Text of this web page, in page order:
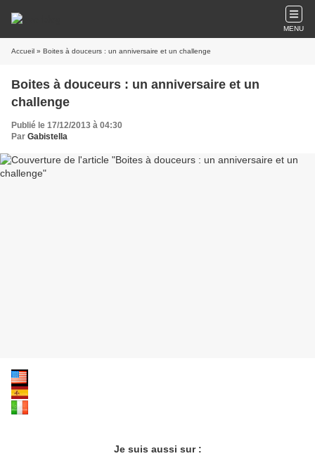
MENU
Accueil » Boites à douceurs : un anniversaire et un challenge
Boites à douceurs : un anniversaire et un
challenge
Publié le 17/12/2013 à 04:30
Par Gabistella
Je suis aussi sur :